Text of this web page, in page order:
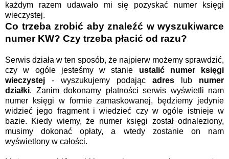
każdym razem udawało mi się pozyskać numer księgi
wieczystej.
Co trzeba zrobić aby znaleźć w wyszukiwarce
numer KW? Czy trzeba płacić od razu?
Serwis działa w ten sposób, że najpierw możemy sprawdzić,
czy w ogóle jesteśmy w stanie ustalić
numer księgi
wieczystej - wyszukujemy podając adres lub numer
działki. Zanim dokonamy płatności serwis wyświetli nam
numer księgi w formie zamaskowanej, będziemy jedynie
widzieć jego fragment i wiedzieć czy w ogóle istnieje w
bazie. Kiedy wiemy, że numer księgi został odnaleziony,
musimy dokonać opłaty, a wtedy zostanie on nam
wyświetlony w całości.